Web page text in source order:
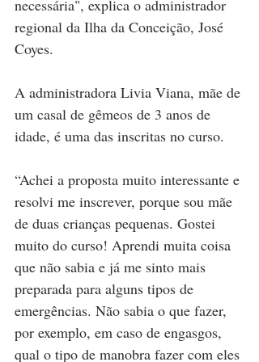
necessária", explica o administrador
regional da Ilha da Conceição, José
Coyes.
A administradora Livia Viana, mãe de
um casal de gêmeos de 3 anos de
idade, é uma das inscritas no curso.
“Achei a proposta muito interessante e
resolvi me inscrever, porque sou mãe
de duas crianças pequenas. Gostei
muito do curso! Aprendi muita coisa
que não sabia e já me sinto mais
preparada para alguns tipos de
emergências. Não sabia o que fazer,
por exemplo, em caso de engasgos,
qual o tipo de manobra fazer com eles